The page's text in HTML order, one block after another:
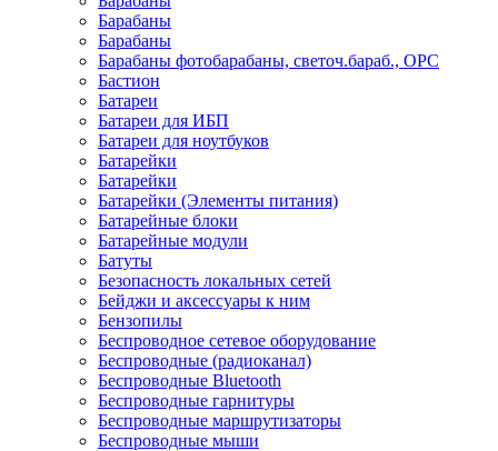
Барабаны
Барабаны
Барабаны фотобарабаны, светоч.бараб., OPC
Бастион
Батареи
Батареи для ИБП
Батареи для ноутбуков
Батарейки
Батарейки
Батарейки (Элементы питания)
Батарейные блоки
Батарейные модули
Батуты
Безопасность локальных сетей
Бейджи и аксесcуары к ним
Бензопилы
Беспроводное сетевое оборудование
Беспроводные (радиоканал)
Беспроводные Bluetooth
Беспроводные гарнитуры
Беспроводные маршрутизаторы
Беспроводные мыши